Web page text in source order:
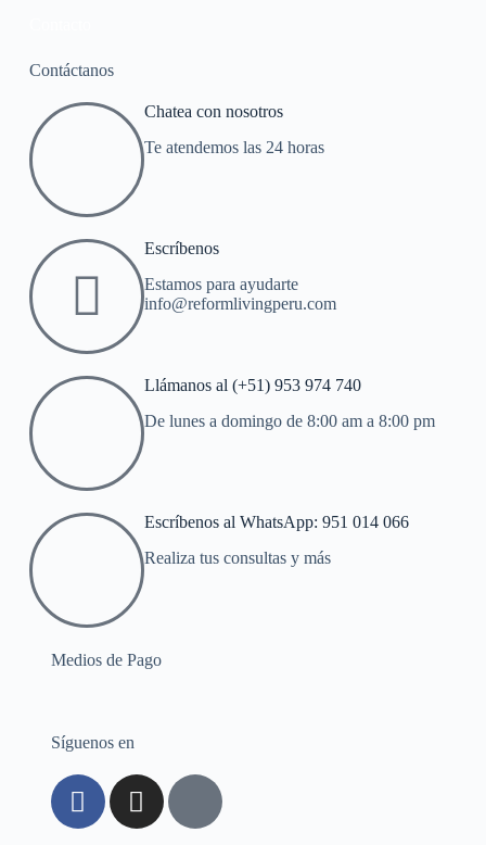
Contáctanos
Chatea con nosotros
Te atendemos las 24 horas
Escríbenos
Estamos para ayudarte
info@reformlivingperu.com
Llámanos al (+51) 953 974 740
De lunes a domingo de 8:00 am a 8:00 pm
Escríbenos al WhatsApp: 951 014 066
Realiza tus consultas y más
Medios de Pago
Síguenos en